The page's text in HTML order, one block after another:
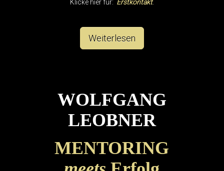
Klicke hier für: Erstkontakt.
Weiterlesen
WOLFGANG
LEOBNER
MENTORING